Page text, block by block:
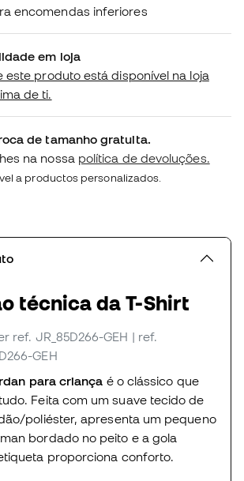
encomendas inferiores
em loja
este produto está disponível na loja
de ti.
de tamanho gratuita.
na nossa política de devoluções.
a productos personalizados.
técnica da T-Shirt
ref. JR_85D266-GEH | ref.
GEH
para criança é o clássico que
Feita com um suave tecido de
poliéster, apresenta um pequeno
bordado no peito e a gola
proporciona conforto.